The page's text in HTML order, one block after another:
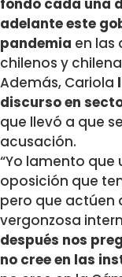
adelante este
pandemia en las
chilenos y
Además, Cariola
discurso en
que llevó a que
acusación.
“Yo lamento que
oposición que
pero que actúen
vergonzosa
después nos
no cree en las